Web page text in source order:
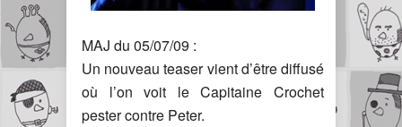
MAJ du 05/07/09 :
Un nouveau teaser vient d’être diffusé
où l’on voit le Capitaine Crochet
pester contre Peter.